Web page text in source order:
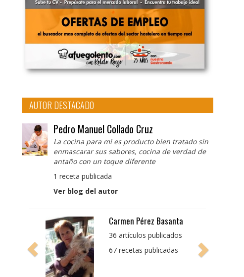
AUTOR DESTACADO
Pedro Manuel Collado Cruz
La cocina para mi es producto bien tratado sin
enmascarar sus sabores, cocina de verdad de
antaño con un toque diferente
1 receta publicada
Ver blog del autor
Pedro Manuel Collado
Cruz
producto bien tratado